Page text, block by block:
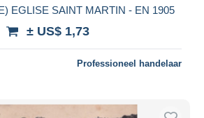
EGLISE SAINT MARTIN - EN 1905
± US$ 1,73
Professioneel handelaar